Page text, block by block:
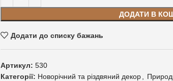
ДОДАТИ В
Додати до списку бажань
Артикул: 530
Категорії: Новорічний та різдвяний декор